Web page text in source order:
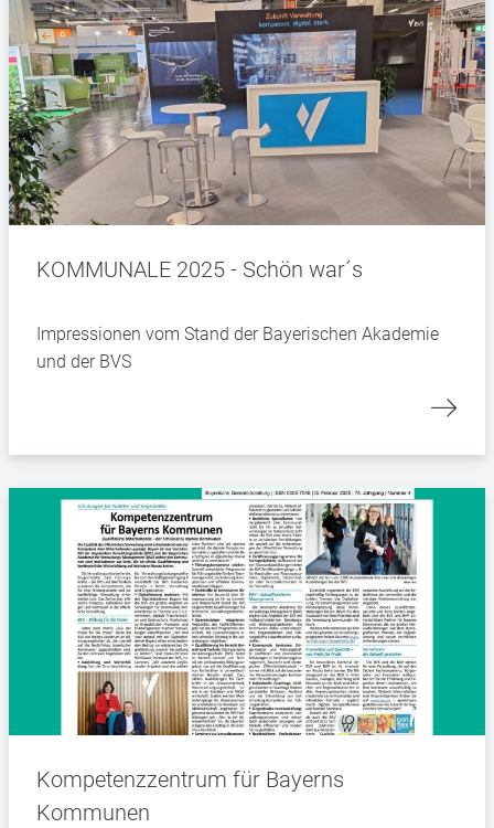
KOMMUNALE 2025 - Schön war´s
Impressionen vom Stand der Bayerischen Akademie
und der BVS
Kompetenzzentrum für Bayerns
Kommunen